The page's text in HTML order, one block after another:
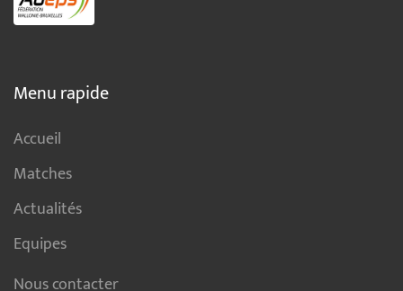
Menu rapide
Accueil
Matches
Actualités
Equipes
Nous contacter